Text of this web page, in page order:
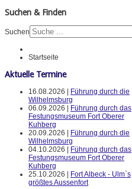
Suchen & Finden
Suchen
Startseite
Aktuelle Termine
16.08.2026 |
Führung durch die
Wilhelmsburg
06.09.2026 |
Führung durch das
Festungsmuseum Fort Oberer
Kuhberg
20.09.2026 |
Führung durch die
Wilhelmsburg
04.10.2026 |
Führung durch das
Festungsmuseum Fort Oberer
Kuhberg
25.10.2026 |
Fort Albeck - Ulm`s
größtes Aussenfort